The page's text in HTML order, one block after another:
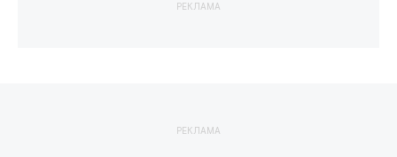
РЕКЛАМА
РЕКЛАМА